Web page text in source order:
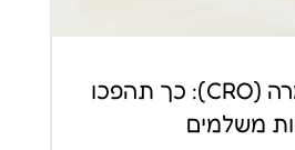
שיפור יחס המרה (CRO): כך תהפכו
משלמים